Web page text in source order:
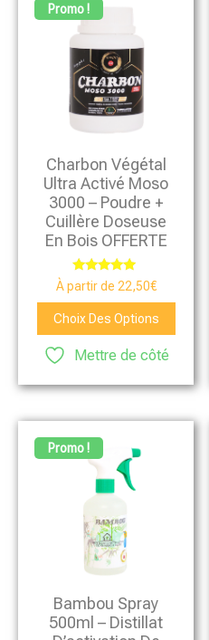
Promo !
Charbon Végétal
Ultra Activé Moso
3000 – Poudre +
Cuillère Doseuse
En Bois OFFERTE
Note
4.76
sur 5
À partir de 22,50€
Choix Des Options
Mettre de côté
Promo !
Bambou Spray
500ml – Distillat